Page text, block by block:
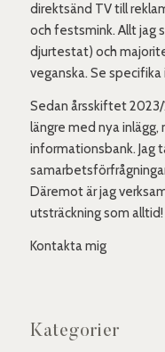
direktsänd TV till
och festsmink. Allt jag
djurtestat) och
veganska. Se
Sedan årsskiftet
längre med nya inlägg,
informationsbank. Jag
Däremot är jag
utsträckning som alltid!
Kontakta mig
Kategorier